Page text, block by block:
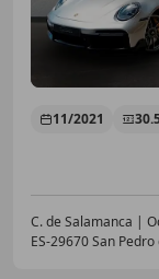
11/2021
C. de Salamanca |
ES-29670 San